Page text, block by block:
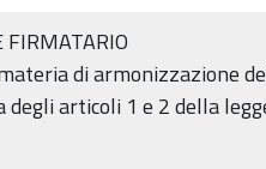
FIRMATARIO
di armonizzazione
articoli 1 e 2 della